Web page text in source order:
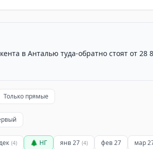
в Анталью туда-обратно стоят от 28
Только прямые
(4) 🌲 НГ янв 27 (4) фев 27 мар